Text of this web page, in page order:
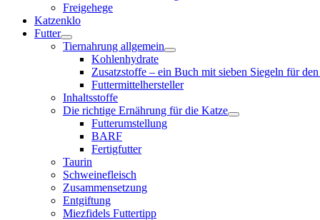
Freigehege
Katzenklo
Futter
Tiernahrung allgemein
Kohlenhydrate
Zusatzstoffe – ein Buch mit sieben Siegeln für
Futtermittelhersteller
Inhaltsstoffe
Die richtige Ernährung für die Katze
Futterumstellung
BARF
Fertigfutter
Taurin
Schweinefleisch
Zusammensetzung
Entgiftung
Miezfidels Futtertipp